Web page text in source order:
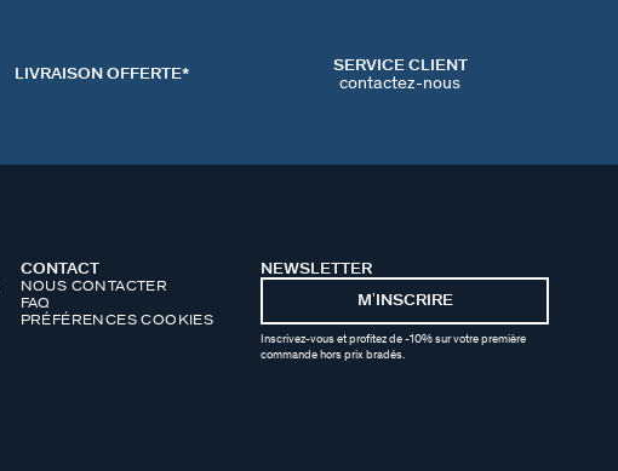
LIVRAISON OFFERTE*
SERVICE CLIENT
contactez-nous
NEWSLETTER
MʼINSCRIRE
Inscrivez-vous et profitez de -10% sur votre première
commande hors prix bradés.
CONTACT
NOUS CONTACTER
FAQ
PRÉFÉRENCES COOKIES